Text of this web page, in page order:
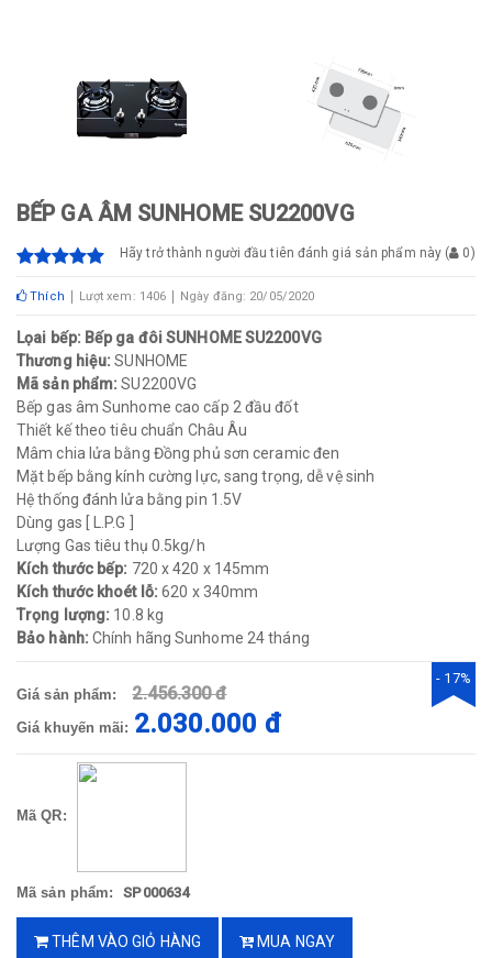
BẾP GA ÂM SUNHOME SU2200VG
Hãy trở thành người đầu tiên đánh giá sản phẩm này ( 0)
Thích Lượt xem: 1406 Ngày đăng: 20/05/2020
Lọai bếp: Bếp ga đôi SUNHOME SU2200VG
Thương hiệu: SUNHOME
Mã sản phẩm: SU2200VG
Bếp gas âm Sunhome cao cấp 2 đầu đốt
Thiết kế theo tiêu chuẩn Châu Âu
Mâm chia lửa bằng Đồng phủ sơn ceramic đen
Mặt bếp bằng kính cường lực, sang trọng, dễ vệ sinh
Hệ thống đánh lửa bằng pin 1.5V
Dùng gas [ L.P.G ]
Lượng Gas tiêu thụ 0.5kg/h
Kích thước bếp: 720 x 420 x 145mm
Kích thước khoét lỗ: 620 x 340mm
Trọng lượng: 10.8 kg​
Bảo hành: Chính hãng Sunhome 24 tháng​
Giá sản phẩm: 2.456.300 đ
Giá khuyến mãi: 2.030.000 đ
- 17%
Mã QR:
Mã sản phẩm: SP000634
THÊM VÀO GIỎ HÀNG MUA NGAY